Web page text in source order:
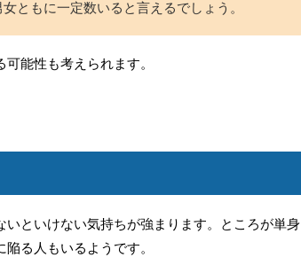
ともに一定数いると言えるでしょう。
能性も考えられます。
といけない気持ちが強まります。ところが単身
陥る人もいるようです。